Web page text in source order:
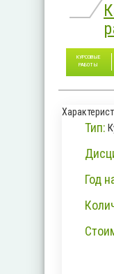
КУРСОВЫЕ
РАБОТЫ
Тип:
Год